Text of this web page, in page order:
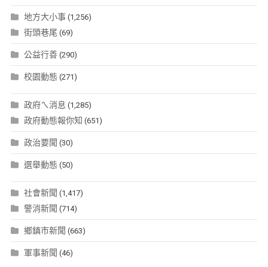
地方大小事(1,256)
街頭巷尾 (69)
公益行善(290)
校園動態 (271)
政府ㄟ消息 (1,285)
政府動態報你知 (651)
政治要聞 (30)
選舉動態 (50)
社會新聞 (1,417)
警消新聞 (714)
鄉鎮市新聞 (663)
軍事新聞 (46)